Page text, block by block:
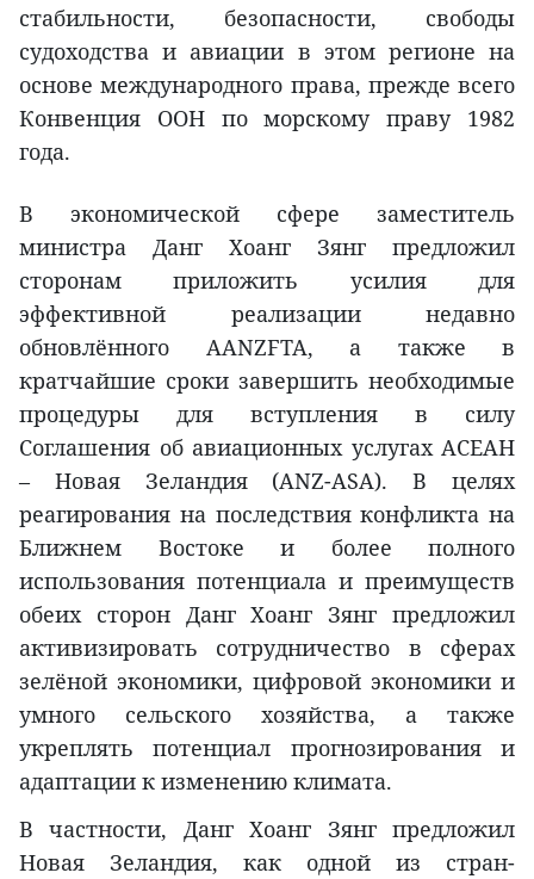
стабильности, безопасности, свободы
судоходства и авиации в этом регионе на
основе международного права, прежде всего
Конвенция ООН по морскому праву 1982
года.
В экономической сфере заместитель
министра Данг Хоанг Зянг предложил
сторонам приложить усилия для
эффективной реализации недавно
обновлённого AANZFTA, а также в
кратчайшие сроки завершить необходимые
процедуры для вступления в силу
Соглашения об авиационных услугах АСЕАН
– Новая Зеландия (ANZ-ASA). В целях
реагирования на последствия конфликта на
Ближнем Востоке и более полного
использования потенциала и преимуществ
обеих сторон Данг Хоанг Зянг предложил
активизировать сотрудничество в сферах
зелёной экономики, цифровой экономики и
умного сельского хозяйства, а также
укреплять потенциал прогнозирования и
адаптации к изменению климата.
В частности, Данг Хоанг Зянг предложил
Новая Зеландия, как одной из стран-